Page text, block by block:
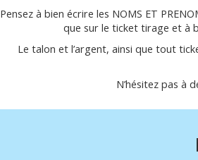
Pensez à bien écrire les NOMS ET
que sur le ticket tirage et à
Le talon et l’argent, ainsi que tout
N’hésitez pas à